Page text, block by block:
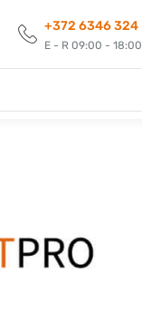
+372 6346 324
E - R 09:00 - 18:00